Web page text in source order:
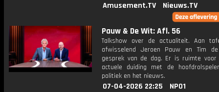
Amusement.TV
Nieuws.TV
Pauw & De Wit: Afl. 56
Talkshow over de actualiteit. Aan
afwisselend Jeroen Pauw en Tim
gesprek van de dag. Er is ruimte
actuele duiding met de
politiek en het nieuws.
07-04-2026 22:25
NPO1